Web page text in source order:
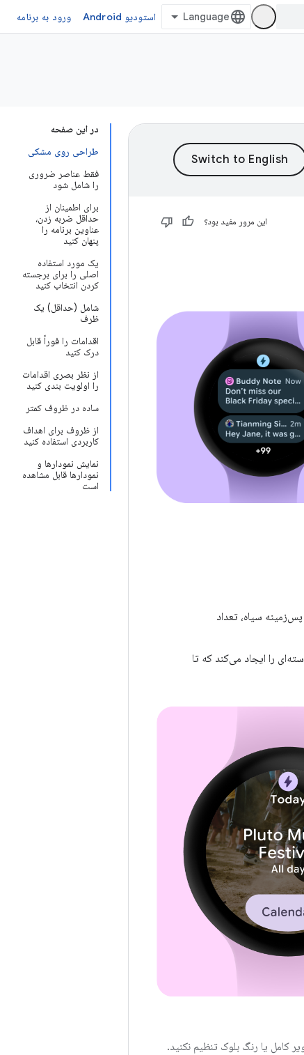
استودیو Android ورود به برنامه
در این صفحه
طراحی روی مشکی
فقط عناصر ضروری
را شامل شود
برای اطمینان از
حداقل ضربه زدن،
عناوین برنامه را
پنهان کنید
یک مورد استفاده
اصلی را برای برجسته
کردن انتخاب کنید
شامل (حداقل) یک
ظرف
اقدامات را فوراً قابل
درک کنید
از نظر بصری اقدامات
را اولویت بندی کنید
ساده در ظروف کمتر
از ظروف برای اهداف
کاربردی استفاده کنید
نمایش نمودارها و
نمودارها قابل مشاهده
است
این مرور مفید بود؟
سیاه، تعداد
را ایجاد می‌کند که تا
کامل یا رنگ بلوک تنظیم نکنید.